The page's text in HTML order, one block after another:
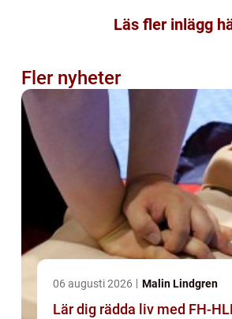
Läs fler inlägg
Fler nyheter
06 augusti 2026 Malin Lindgren
Lär dig rädda liv med FH-